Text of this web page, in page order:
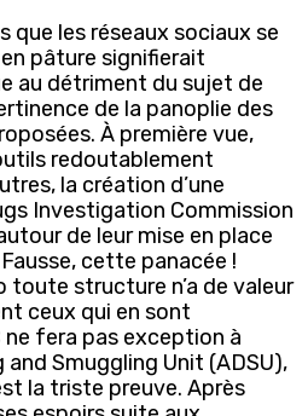
que les réseaux sociaux se
pâture signifierait
au détriment du sujet de
de la panoplie des
À première vue,
redoutablement
la création d’une
Investigation Commission
de leur mise en place
cette panacée !
toute structure n’a de valeur
ceux qui en sont
ne fera pas exception à
and Smuggling Unit (ADSU),
la triste preuve. Après